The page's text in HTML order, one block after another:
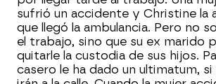
sufrió un accidente y Christine la
que llegó la ambulancia. Pero no
el trabajo, sino que su ex marido
quitarle la custodia de sus hijos.
casero le ha dado un ultimatum,